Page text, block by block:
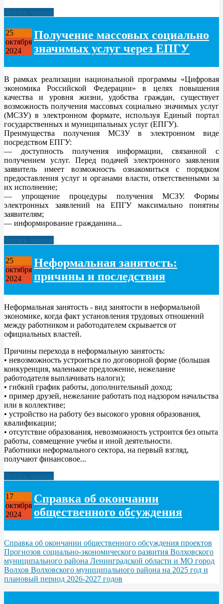
Читать дальше
25
октября
2024
Получение массовых социально
значимых услуг через ЕПГУ
В рамках реализации национальной программы «Цифровая
экономика Российской Федерации» в целях повышения
качества и уровня жизни, удобства граждан, существует
возможность получения массовых социально значимых услуг
(МСЗУ) в электронном формате, используя Единый портал
государственных и муниципальных услуг (ЕПГУ).
Преимущества получения МСЗУ в электронном виде
посредством ЕПГУ:
— доступность получения информации, связанной с
получением услуг. Перед подачей электронного заявления
заявитель имеет возможность ознакомиться с порядком
предоставления услуг и органами власти, ответственными за
их исполнение;
— упрощение процедуры получения МСЗУ. Формы
электронных заявлений на ЕПГУ максимально понятны
заявителям;
— информирование гражданина...
Читать дальше
25
октября
2024
Неформальная занятость:
причины и последствия
Неформальная занятость - вид занятости в неформальной
экономике, когда факт установления трудовых отношений
между работником и работодателем скрывается от
официальных властей.
Причины перехода в неформальную занятость:
• невозможность устроиться по договорной форме (большая
конкуренция, маленькое предложение, нежелание
работодателя выплачивать налоги);
• гибкий график работы, дополнительный доход;
• пример друзей, нежелание работать под надзором начальства
или в коллективе;
• устройство на работу без высокого уровня образования,
квалификации;
• отсутствие образования, невозможность устроится без опыта
работы, совмещение учебы и иной деятельности.
Работники неформального сектора, на первый взгляд,
получают финансовое...
Читать дальше
17
октября
2024
Справка об окончании
общественного обсуждения
Справка об окончании общественного обсуждения проектов
Прогнозов социально-экономического развития Волховского
муниципального района Ленинградской области и МО город
Волхов Волховского муниципального района на 2025 год и
плановый период 2026-2027 годов